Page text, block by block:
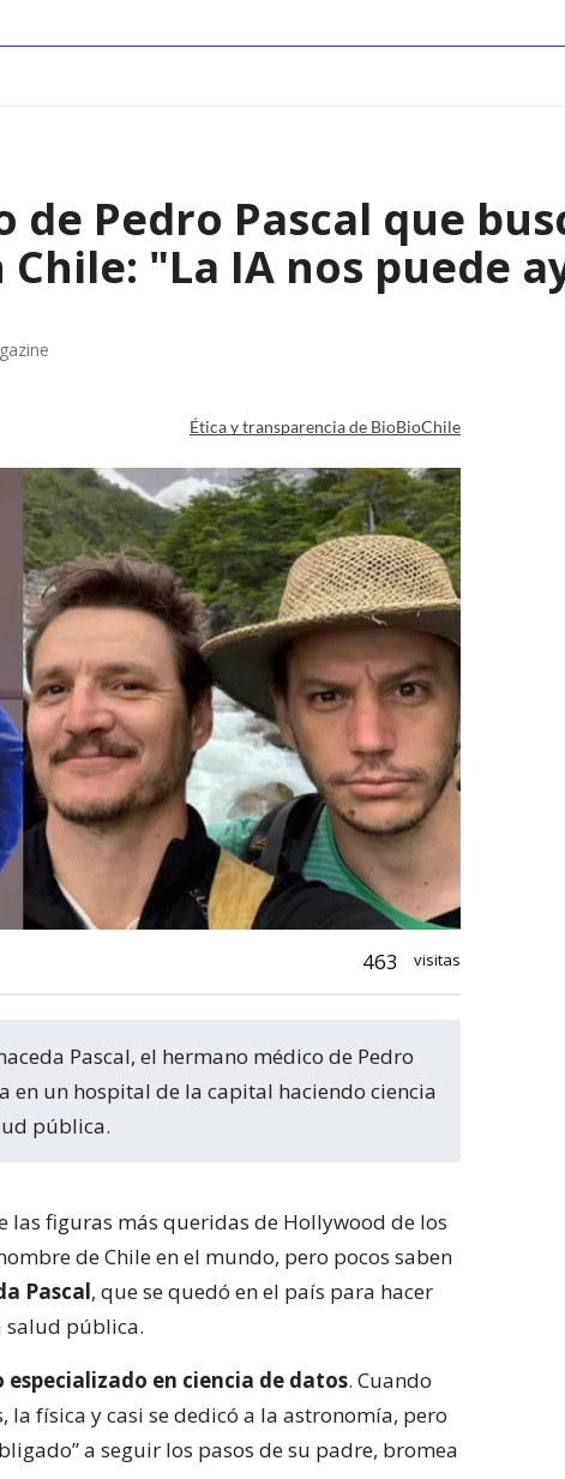
de Pedro Pascal que
"La IA nos puede
Ética y transparencia de BioBioChile
463 visitas
en un hospital de la capital haciendo ciencia
pública.
las figuras más queridas de Hollywood de los
de Chile en el mundo, pero pocos saben
Pascal, que se quedó en el país para hacer
salud pública.
en ciencia de datos. Cuando
física y casi se dedicó a la astronomía, pero
a seguir los pasos de su padre, bromea